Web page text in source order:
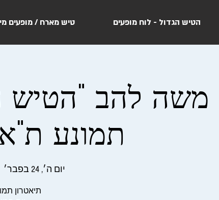
הטיש הגדול - לוח מופעים טיש מארח / מופעים
משה להב "הטיש
תמונע ת"א -
יום ה׳, 24 בפבר׳